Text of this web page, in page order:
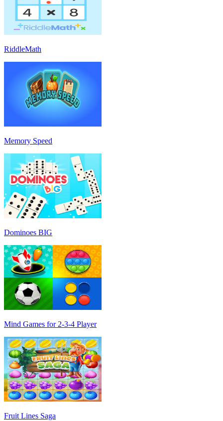
RiddleMath
Memory Speed
Dominoes BIG
Mind Games for 2-3-4 Player
Fruit Lines Saga